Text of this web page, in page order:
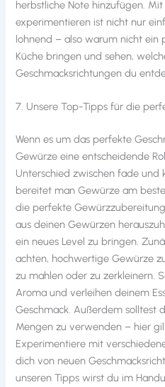
herbstliche Note hinzufügen.
experimentieren ist nicht nur
lohnend – also warum nicht ein
Küche bringen und sehen,
Geschmacksrichtungen du
7. Unsere Top-Tipps für die
Wenn es um das perfekte
Gewürze eine entscheidende
Unterschied zwischen fade und
bereitet man Gewürze am
die perfekte
aus deinen Gewürzen
ein neues Level zu bringen.
achten, hochwertige Gewürze
zu mahlen oder zu zerkleinern.
Aroma und verleihen deinem
Geschmack. Außerdem solltest
Mengen zu verwenden – hier
Experimentiere mit
dich von neuen
unseren Tipps wirst du im